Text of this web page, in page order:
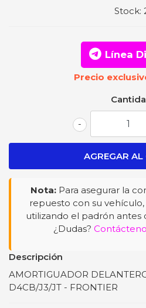
Stock:
Línea
Precio
-
Nota: Para asegurar la
repuesto con su
utilizando el padrón antes
¿Dudas?
Descripción
AMORTIGUADOR
D4CB/J3/JT - FRONTIER